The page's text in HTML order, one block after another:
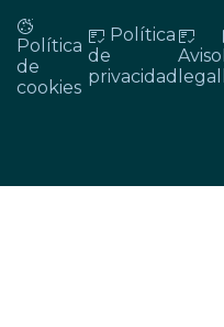
Política
de
cookies
Política
de
privacidad
Aviso
legal